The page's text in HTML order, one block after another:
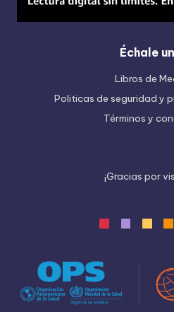
Échale
Libros de
Politicas de seguridad y
Términos y
¡Gracias porvis